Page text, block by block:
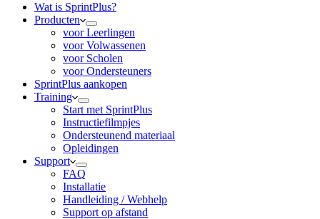
Wat is SprintPlus?
Producten
voor Leerlingen
voor Volwassenen
voor Scholen
voor Ondersteuners
SprintPlus aankopen
Training
Start met SprintPlus
Instructiefilmpjes
Ondersteunend materiaal
Opleidingen
Support
FAQ
Installatie
Handleiding / Webhelp
Support op afstand